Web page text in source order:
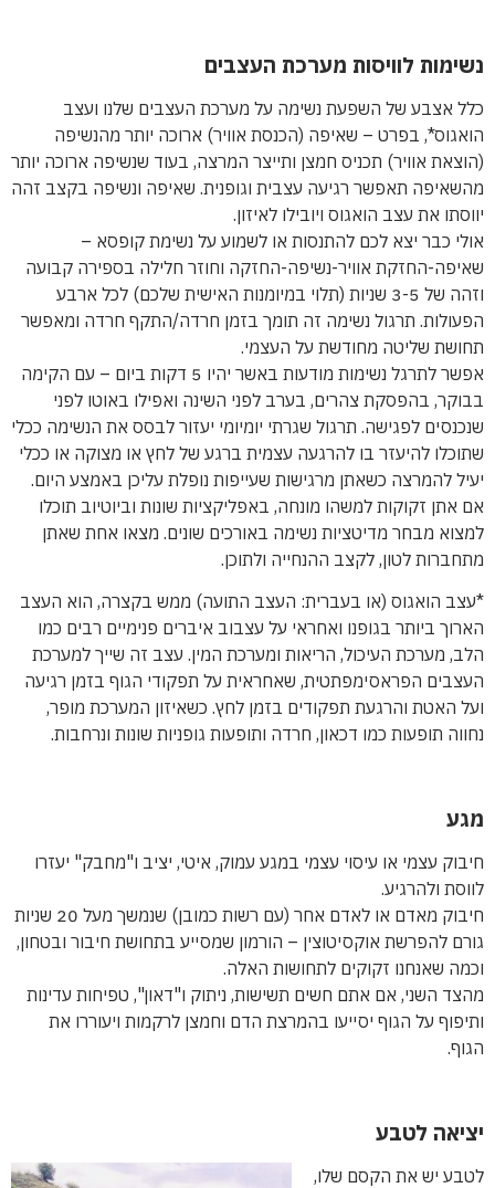
נשימות לוויסות מערכת העצבים
כלל אצבע של השפעת נשימה על מערכת העצבים שלנו ועצב
הואגוס*, בפרט – שאיפה (הכנסת אוויר) ארוכה יותר מהנשיפה
(הוצאת אוויר) תכניס חמצן ותייצר המרצה, בעוד שנשיפה ארוכה יותר
מהשאיפה תאפשר רגיעה עצבית וגופנית. שאיפה ונשיפה בקצב זהה
יווסתו את עצב הואגוס ויובילו לאיזון.
אולי כבר יצא לכם להתנסות או לשמוע על נשימת קופסא –
שאיפה-החזקת אוויר-נשיפה-החזקה וחוזר חלילה בספירה קבועה
וזהה של 3-5 שניות (תלוי במיומנות האישית שלכם) לכל ארבע
הפעולות. תרגול נשימה זה תומך בזמן חרדה/התקף חרדה ומאפשר
תחושת שליטה מחודשת על העצמי.
אפשר לתרגל נשימות מודעות באשר יהיו 5 דקות ביום – עם הקימה
בבוקר, בהפסקת צהרים, בערב לפני השינה ואפילו באוטו לפני
שנכנסים לפגישה. תרגול שגרתי יומיומי יעזור לבסס את הנשימה ככלי
שתוכלו להיעזר בו להרגעה עצמית ברגע של לחץ או מצוקה או ככלי
יעיל להמרצה כשאתן מרגישות שעייפות נופלת עליכן באמצע היום.
אם אתן זקוקות למשהו מונחה, באפליקציות שונות וביוטיוב תוכלו
למצוא מבחר מדיטציות נשימה באורכים שונים. מצאו אחת שאתן
מתחברות לטון, לקצב ההנחייה ולתוכן.
*עצב הואגוס (או בעברית: העצב התועה) ממש בקצרה, הוא העצב
הארוך ביותר בגופנו ואחראי על עצבוב איברים פנימיים רבים כמו
הלב, מערכת העיכול, הריאות ומערכת המין. עצב זה שייך למערכת
העצבים הפראסימפתטית, שאחראית על תפקודי הגוף בזמן רגיעה
ועל האטת והרגעת תפקודים בזמן לחץ. כשאיזון המערכת מופר,
נחווה תופעות כמו דכאון, חרדה ותופעות גופניות שונות ונרחבות.
מגע
חיבוק עצמי או עיסוי עצמי במגע עמוק, איטי, יציב ו"מחבק" יעזרו
לווסת ולהרגיע.
חיבוק מאדם או לאדם אחר (עם רשות כמובן) שנמשך מעל 20 שניות
גורם להפרשת אוקסיטוצין – הורמון שמסייע בתחושת חיבור ובטחון,
וכמה שאנחנו זקוקים לתחושות האלה.
מהצד השני, אם אתם חשים תשישות, ניתוק ו"דאון", טפיחות עדינות
ותיפוף על הגוף יסייעו בהמרצת הדם וחמצן לרקמות ויעוררו את
הגוף.
יציאה לטבע
לטבע יש את הקסם שלו,